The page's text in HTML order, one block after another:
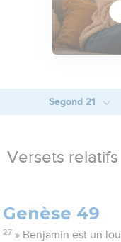
Segond 21
Versets relatifs
Genèse 49
27 » Benjamin est un